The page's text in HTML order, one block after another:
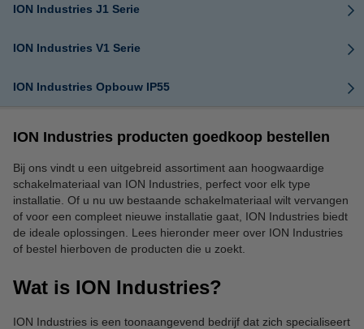
ION Industries J1 Serie
ION Industries V1 Serie
ION Industries Opbouw IP55
ION Industries producten goedkoop bestellen
Bij ons vindt u een uitgebreid assortiment aan hoogwaardige
schakelmateriaal van ION Industries, perfect voor elk type
installatie. Of u nu uw bestaande schakelmateriaal wilt vervangen
of voor een compleet nieuwe installatie gaat, ION Industries biedt
de ideale oplossingen. Lees hieronder meer over ION Industries
of bestel hierboven de producten die u zoekt.
Wat is ION Industries?
ION Industries is een toonaangevend bedrijf dat zich specialiseert